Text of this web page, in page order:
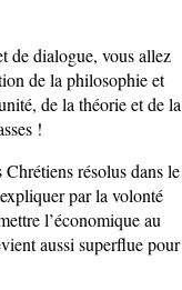
de dialogue, vous allez
de la philosophie et
de la théorie et de la
!
résolus dans le
par la volonté
l’économique au
aussi superflue pour